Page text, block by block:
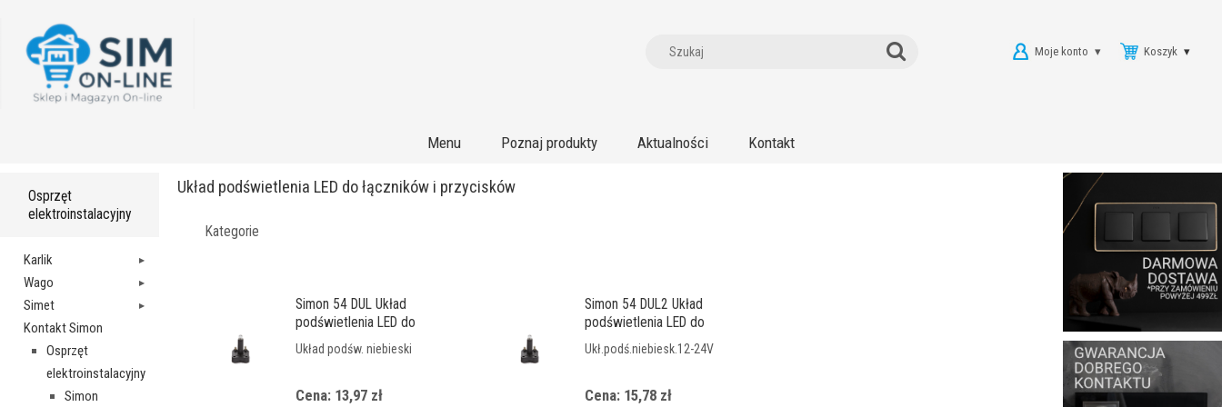
Koszyk
Moje konto
Menu Poznaj produkty Aktualności Kontakt
Osprzęt
elektroinstalacyjny
Karlik
Wago
Simet
Kontakt Simon
Osprzęt
elektroinstalacyjny
Simon
Układ podświetlenia LED do łączników i przycisków
Kategorie
Simon 54 DUL Układ
podświetlenia LED do
łączników
Układ podśw. niebieski
Cena: 13,97 zł
Simon 54 DUL2 Układ
podświetlenia LED do
łączników
Ukł.podś.niebiesk.12-24V
Cena: 15,78 zł